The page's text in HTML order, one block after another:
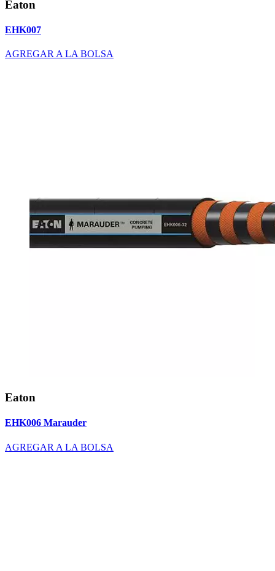
Eaton
EHK007
AGREGAR A LA BOLSA
Eaton
EHK006 Marauder
AGREGAR A LA BOLSA